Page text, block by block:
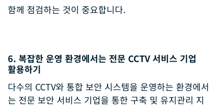
함께 점검하는 것이 중요합니다.
6. 복잡한 운영 환경에서는 전문 CCTV 서비스 기업
활용하기
다수의 CCTV와 통합 보안 시스템을 운영하는 환경에서
는 전문 보안 서비스 기업을 통한 구축 및 유지관리 지